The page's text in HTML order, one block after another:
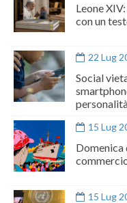
Leone
con un
22 Lug
Social
15 Lug
Domenica
15 Lug